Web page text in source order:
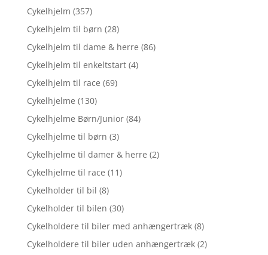
Cykelhjelm (357)
Cykelhjelm til børn (28)
Cykelhjelm til dame & herre (86)
Cykelhjelm til enkeltstart (4)
Cykelhjelm til race (69)
Cykelhjelme (130)
Cykelhjelme Børn/Junior (84)
Cykelhjelme til børn (3)
Cykelhjelme til damer & herre (2)
Cykelhjelme til race (11)
Cykelholder til bil (8)
Cykelholder til bilen (30)
Cykelholdere til biler med anhængertræk (8)
Cykelholdere til biler uden anhængertræk (2)